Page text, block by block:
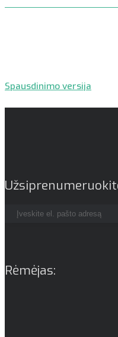
Spausdinimo versija
Rėmėjas: